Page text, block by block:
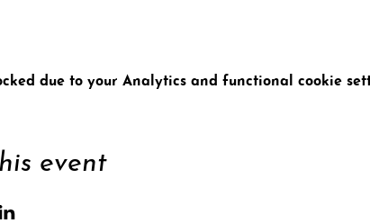
due to your Analytics and functional cookie
event